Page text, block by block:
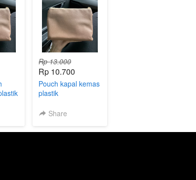
Rp 13.000
Rp 10.700
Pouch kapal kemas
plastik
Share